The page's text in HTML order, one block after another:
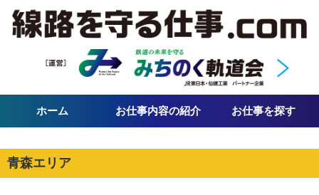
ホーム お仕事内容の紹介 お仕事を探す
青森エリア